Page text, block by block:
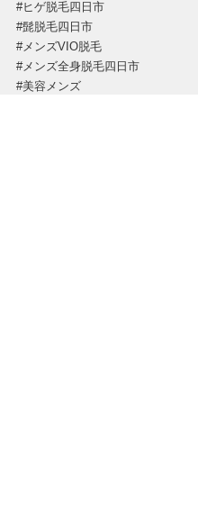
#ヒゲ脱毛四日市
#髭脱毛四日市
#メンズVIO脱毛
#メンズ全身脱毛四日市
#美容メンズ